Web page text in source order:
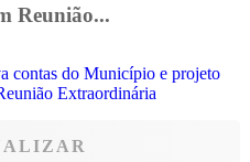
Reunião...